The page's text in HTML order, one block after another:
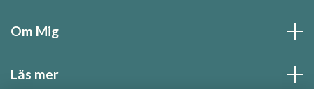
Om Mig
Läs mer